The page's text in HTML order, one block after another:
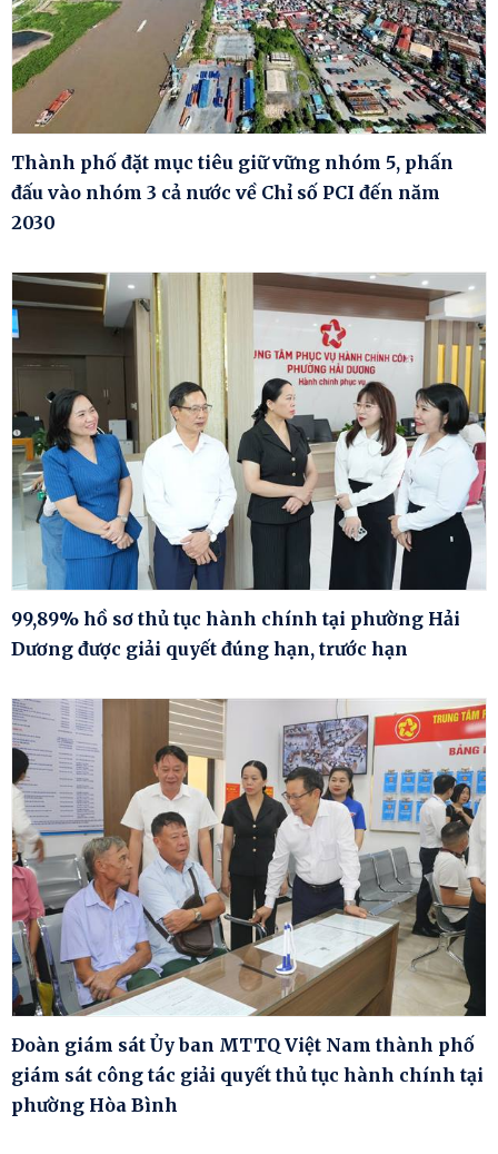
Thành phố đặt mục tiêu giữ vững nhóm 5, phấn
đấu vào nhóm 3 cả nước về Chỉ số PCI đến năm
2030
99,89% hồ sơ thủ tục hành chính tại phường Hải
Dương được giải quyết đúng hạn, trước hạn
Đoàn giám sát Ủy ban MTTQ Việt Nam thành phố
giám sát công tác giải quyết thủ tục hành chính tại
phường Hòa Bình